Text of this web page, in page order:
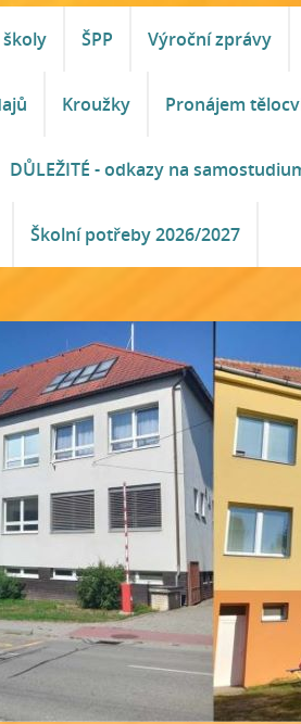
školy ŠPP Výroční zprávy
Kroužky Pronájem
DŮLEŽITÉ - odkazy na
Školní potřeby 2026/2027